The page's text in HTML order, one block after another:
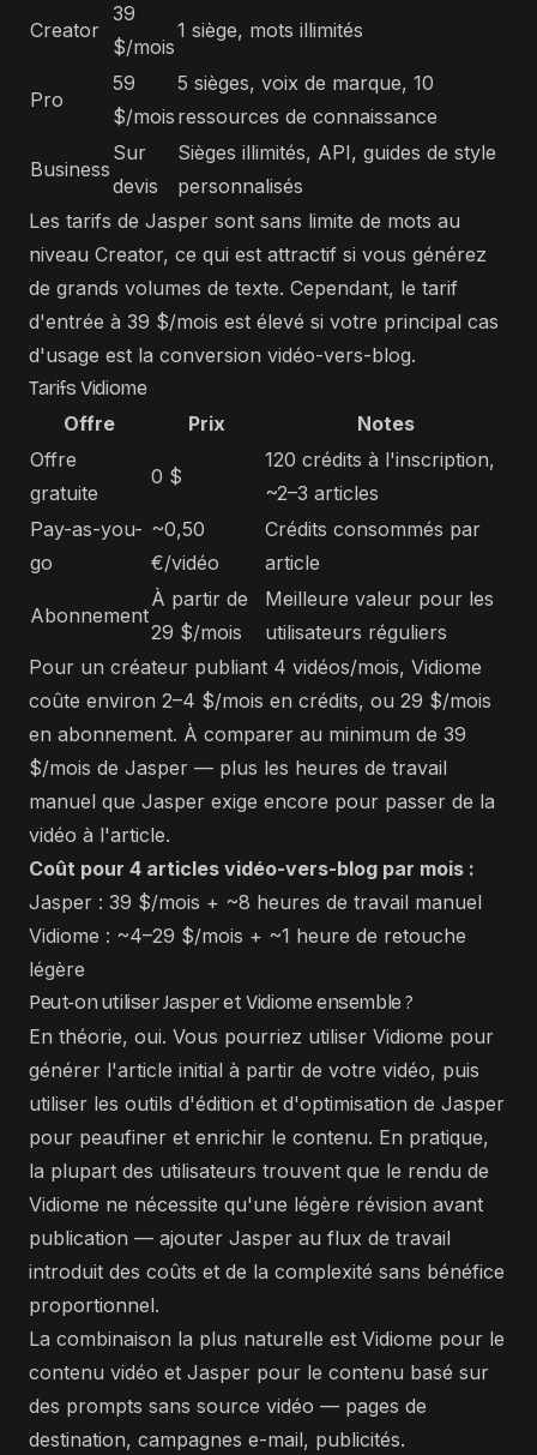
Creator
39
$/mois
1 siège, mots illimités
Pro
59
$/mois
5 sièges, voix de marque, 10
ressources de connaissance
Business
Sur
devis
Sièges illimités, API, guides de style
personnalisés
Les tarifs de Jasper sont sans limite de mots au
niveau Creator, ce qui est attractif si vous générez
de grands volumes de texte. Cependant, le tarif
d'entrée à 39 $/mois est élevé si votre principal cas
d'usage est la conversion vidéo-vers-blog.
Tarifs Vidiome
Offre Prix
Notes
Offre
gratuite
0 $
120 crédits à l'inscription,
~2–3 articles
Pay-as-you-
go
~0,50
€/vidéo
Crédits consommés par
article
Abonnement
À partir de
29 $/mois
Meilleure valeur pour les
utilisateurs réguliers
Pour un créateur publiant 4 vidéos/mois, Vidiome
coûte environ 2–4 $/mois en crédits, ou 29 $/mois
en abonnement. À comparer au minimum de 39
$/mois de Jasper — plus les heures de travail
manuel que Jasper exige encore pour passer de la
vidéo à l'article.
Coût pour 4 articles vidéo-vers-blog par mois :
Jasper : 39 $/mois + ~8 heures de travail manuel
Vidiome : ~4–29 $/mois + ~1 heure de retouche
légère
Peut-on utiliser Jasper et Vidiome ensemble ?
En théorie, oui. Vous pourriez utiliser Vidiome pour
générer l'article initial à partir de votre vidéo, puis
utiliser les outils d'édition et d'optimisation de Jasper
pour peaufiner et enrichir le contenu. En pratique,
la plupart des utilisateurs trouvent que le rendu de
Vidiome ne nécessite qu'une légère révision avant
publication — ajouter Jasper au flux de travail
introduit des coûts et de la complexité sans bénéfice
proportionnel.
La combinaison la plus naturelle est Vidiome pour le
contenu vidéo et Jasper pour le contenu basé sur
des prompts sans source vidéo — pages de
destination, campagnes e-mail, publicités.